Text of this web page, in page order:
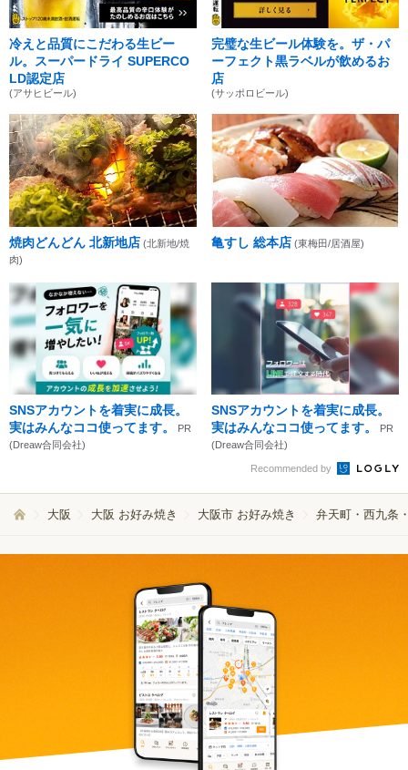
冷えと品質にこだわる生ビー
ル。スーパードライ SUPERCO
LD認定店
(アサヒビール)
完璧な生ビール体験を。ザ・パ
ーフェクト黒ラベルが飲めるお
店
(サッポロビール)
焼肉どんどん 北新地店 (北新地/焼
肉)
亀すし 総本店 (東梅田/居酒屋)
SNSアカウントを着実に成長。
実はみんなココ使ってます。
PR
(Dreaw合同会社)
SNSアカウントを着実に成長。
実はみんなココ使ってます。
PR
(Dreaw合同会社)
Recommended by
大阪 大阪 お好み焼き 大阪市 お好み焼き 弁天町・西九条